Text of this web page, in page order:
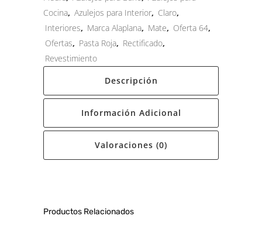
Cocina, Azulejos para Interior, Claro,
Interiores, Marca Alaplana, Mate, Oferta 64,
Ofertas, Pasta Roja, Rectificado,
Revestimiento
Descripción
Información Adicional
Valoraciones (0)
Productos Relacionados